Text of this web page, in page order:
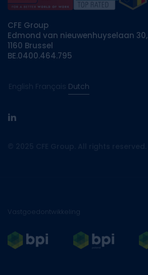
CFE Group
Edmond van nieuwenhuyselaan 30,
1160 Brussel
BE.0400.464.795
English Français Dutch
linkedin
Vastgoedontwikkeling